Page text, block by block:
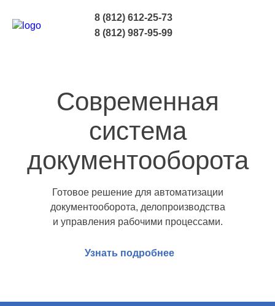
8 (812) 612-25-73
8 (812) 987-95-99
Современная
система
документооборота
Готовое решение для автоматизации
документооборота, делопроизводства
и управления рабочими процессами.
Узнать подробнее